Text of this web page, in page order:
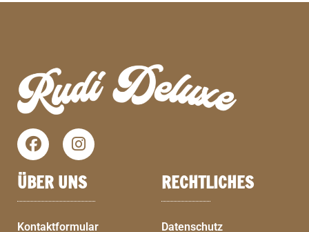
ÜBER UNS
Kontaktformular
RECHTLICHES
Datenschutz